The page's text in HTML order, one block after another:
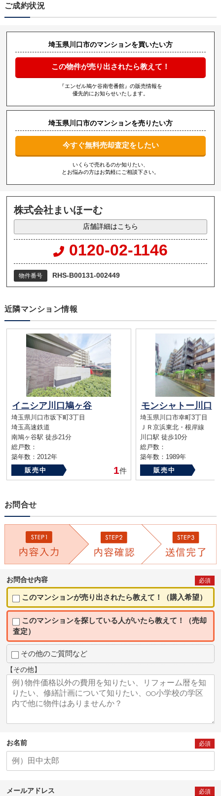
ご成約状況
埼玉県川口市のマンションを買いたい方
この物件が売り出されたら教えて！
『エンゼル鳩ケ谷南壱番館』の販売情報を
優先的にお知らせいたします。
埼玉県川口市のマンションを売りたい方
今すぐ無料売却査定をしたい
いくらで売れるのか知りたい、
とお悩みの方はお気軽にご相談下さい。
株式会社まいほーむ
店舗詳細はこちら
0120-02-1146
物件番号 RHS-B00131-002449
近隣マンション情報
イニシア川口鳩ヶ谷
埼玉県川口市坂下町3丁目
埼玉高速鉄道
南鳩ヶ谷駅 徒歩21分
総戸数：
築年数：2012年
販売中
1件
モンシャトー川口
埼玉県川口市幸町3丁目
ＪＲ京浜東北・根岸線
川口駅 徒歩10分
総戸数：
築年数：1989年
販売中
お問合せ
お問合せ内容 必須
このマンションが売り出されたら教えて！（購入希望）
このマンションを探している人がいたら教えて！（売却
査定）
その他のご質問など
【その他】
お名前 必須
メールアドレス 必須